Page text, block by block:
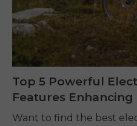
Top 5 Powerful
Features
Want to find the best